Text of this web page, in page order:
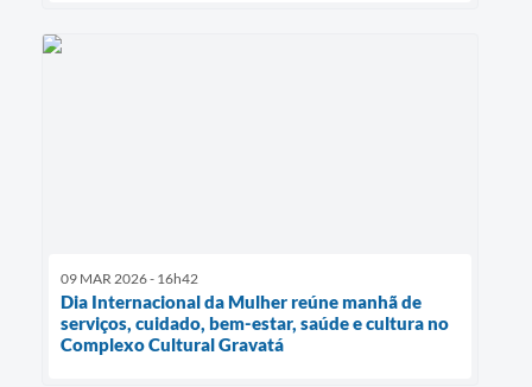
09 MAR 2026 - 16h42
Dia Internacional da Mulher reúne manhã de
serviços, cuidado, bem-estar, saúde e cultura no
Complexo Cultural Gravatá